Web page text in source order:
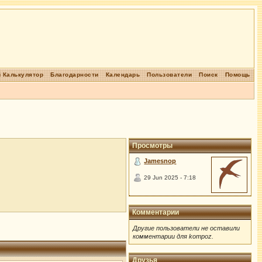
Помощь
Поиск
Пользователи
Календарь
Благодарности
Просмотры
Jamesnop
29 Jun 2025 - 7:18
Комментарии
Другие пользователи не оставили
комментарии для kompoz.
Друзья